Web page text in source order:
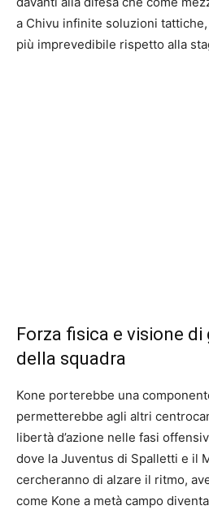
a Chivu infinite soluzioni
più imprevedibile rispetto alla
Forza fisica e visione
della squadra
Kone porterebbe una
permetterebbe agli altri
libertà d’azione nelle fasi
dove la Juventus di Spalletti e il
cercheranno di alzare il ritmo,
come Kone a metà campo